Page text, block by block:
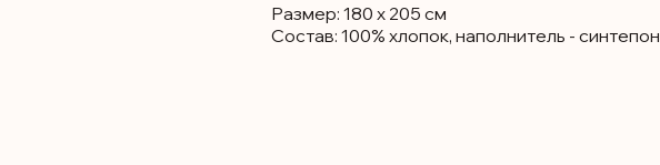
Размер: 180 х 205 см
Состав: 100% хлопок, наполнитель - синтепон